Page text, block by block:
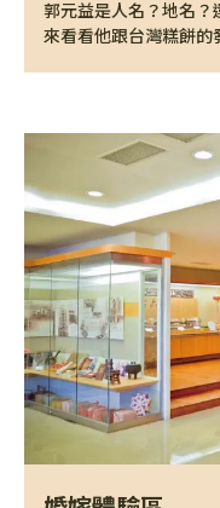
郭元益是人名？地名
來看看他跟台灣糕餅的